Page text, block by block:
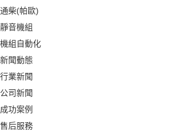
通柴(帕歐)
靜音機組
機組自動化
新聞動態
行業新聞
公司新聞
成功案例
售后服務